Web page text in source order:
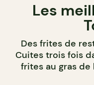
Les
Des frites de
Cuites trois fois
frites au gras